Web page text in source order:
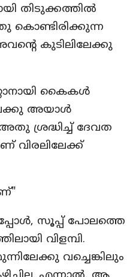
തിടുക്കത്തിൽ
കൊണ്ടിരിക്കുന്ന
കുടിലിലേക്കു
കൈകൾ
അയാൾ
ശ്രദ്ധിച്ച് ദേവത
വിരലിലേക്ക്
സൂപ്പ് പോലത്തെ
വിളമ്പി.
വച്ചെങ്കിലും